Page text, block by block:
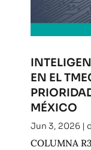
EN EL
MÉXICO
Jun 3, 2026|
COLUMNA